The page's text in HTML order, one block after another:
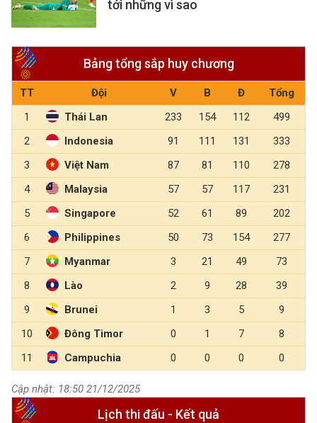
tới những vì sao
Bảng tổng sắp huy chương
TT Đội V B Đ
Tổng
1
Thái Lan 233 154 112
499
2
Indonesia 91 111 131
333
3
Việt Nam 87 81 110
278
4
Malaysia 57 57 117
231
5
Singapore 52 61 89
202
6
Philippines 50 73 154
277
7
Myanmar 3 21 49
73
8
Lào 2 9 28
39
9
Brunei 1 3 5
9
10
Đông Timor 0 1 7
8
11
Campuchia 0 0 0 0
Cập nhật: 18:50 21/12/2025
Lịch thi đấu - Kết quả